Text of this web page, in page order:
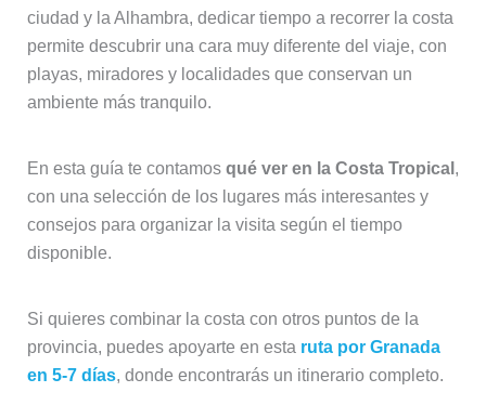
ciudad y la Alhambra, dedicar tiempo a recorrer la costa
permite descubrir una cara muy diferente del viaje, con
playas, miradores y localidades que conservan un
ambiente más tranquilo.
En esta guía te contamos qué ver en la Costa Tropical ,
con una selección de los lugares más interesantes y
consejos para organizar la visita según el tiempo
disponible.
Si quieres combinar la costa con otros puntos de la
provincia, puedes apoyarte en esta ruta por Granada
en 5‑7 días, donde encontrarás un itinerario completo.